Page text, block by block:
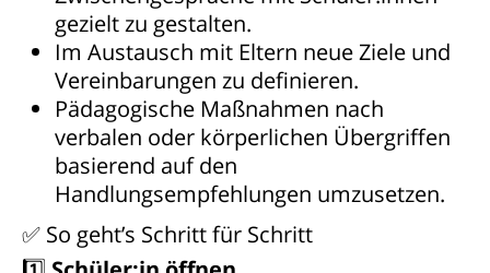
gezielt zu gestalten.
Im Austausch mit Eltern neue Ziele und
Vereinbarungen zu definieren.
Pädagogische Maßnahmen nach
verbalen oder körperlichen Übergriffen
basierend auf den
Handlungsempfehlungen umzusetzen.
✅ So geht’s Schritt für Schritt